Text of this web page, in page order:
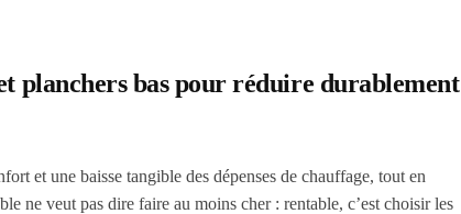
planchers bas pour réduire durablement
et une baisse tangible des dépenses de chauffage, tout en
ne veut pas dire faire au moins cher : rentable, c’est choisir les